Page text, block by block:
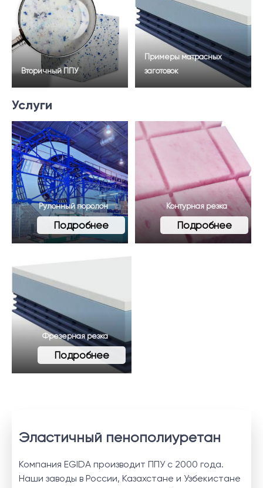
Вторичный ППУ
Примеры матрасных
заготовок
Услуги
Рулонный поролон
Подробнее
Контурная резка
Подробнее
Фрезерная резка
Подробнее
Эластичный пенополиуретан
Компания EGIDA производит ППУ с 2000 года.
Наши заводы в России, Казахстане и Узбекистане